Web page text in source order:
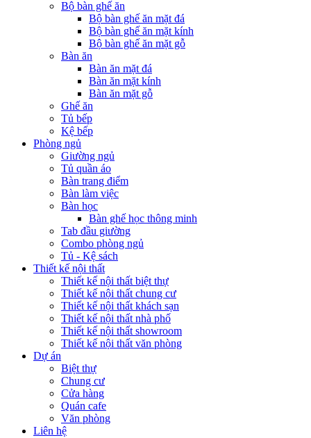
Bộ bàn ghế ăn
Bộ bàn ghế ăn mặt đá
Bộ bàn ghế ăn mặt kính
Bộ bàn ghế ăn mặt gỗ
Bàn ăn
Bàn ăn mặt đá
Bàn ăn mặt kính
Bàn ăn mặt gỗ
Ghế ăn
Tủ bếp
Kệ bếp
Phòng ngủ
Giường ngủ
Tủ quần áo
Bàn trang điểm
Bàn làm việc
Bàn học
Bàn ghế học thông minh
Tab đầu giường
Combo phòng ngủ
Tủ - Kệ sách
Thiết kế nội thất
Thiết kế nội thất biệt thự
Thiết kế nội thất chung cư
Thiết kế nội thất khách sạn
Thiết kế nội thất nhà phố
Thiết kế nội thất showroom
Thiết kế nội thất văn phòng
Dự án
Biệt thự
Chung cư
Cửa hàng
Quán cafe
Văn phòng
Liên hệ